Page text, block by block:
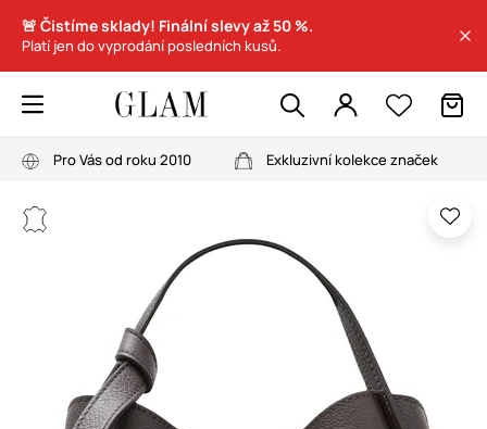
🚨 Čistíme sklady! Finální slevy až 50 %.
Platí jen do vyprodání posledních kusů.
Pro Vás od roku 2010 Exkluzivní kolekce značek